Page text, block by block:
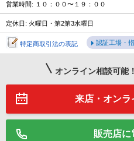
営業時間: １０：００〜１９：００
定休日: 火曜日・第2第3水曜日
特定商取引法の表記 認証工場・
オンライン相談可能
来店・オンラ
販売店に